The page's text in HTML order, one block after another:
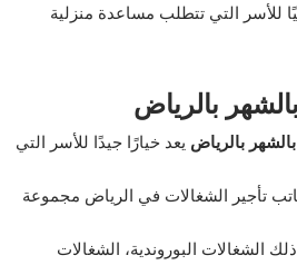
للأسر التي تتطلب مساعدة منزلية
بالرياض
بالرياض يعد خيارًا جيدًا للأسر التي
تأجير الشغالات في الرياض مجموعة
الشغالات البوروندية، الشغالات